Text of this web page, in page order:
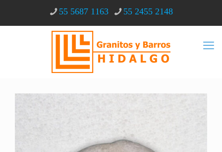
55 5687 1163 55 2455 2148